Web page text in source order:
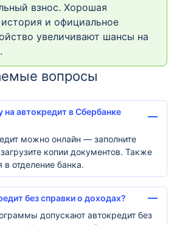
взнос. Хорошая
и официальное
увеличивают шансы на
вопросы
на автокредит в Сбербанке
можно онлайн — заполните
копии документов. Также
отделение банка.
без справки о доходах?
допускают автокредит без